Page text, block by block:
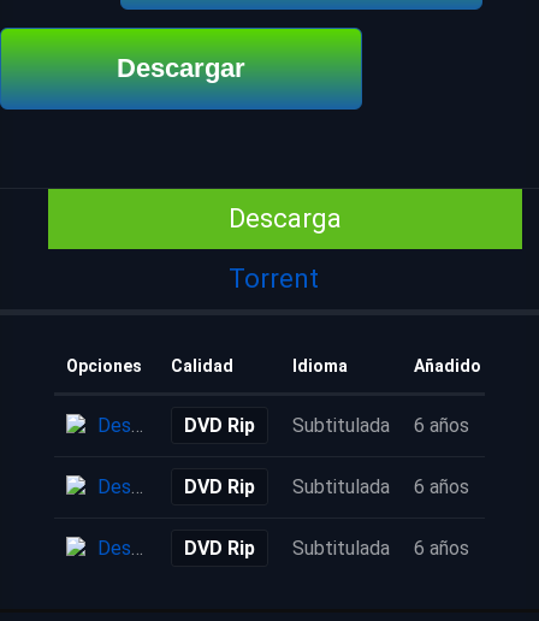
Descargar
Descarga
Torrent
Opciones Calidad Idioma Añadido
Descarga DVD Rip Subtitulada 6 años
Descarga DVD Rip Subtitulada 6 años
Descarga DVD Rip Subtitulada 6 años